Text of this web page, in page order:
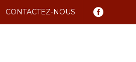
CONTACTEZ-NOUS